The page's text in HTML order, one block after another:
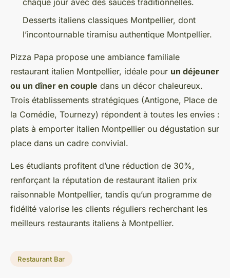
chaque jour avec des sauces traditionnelles.
Desserts italiens classiques Montpellier, dont
l’incontournable tiramisu authentique Montpellier.
Pizza Papa propose une ambiance familiale
restaurant italien Montpellier, idéale pour un déjeuner
ou un dîner en couple dans un décor chaleureux.
Trois établissements stratégiques (Antigone, Place de
la Comédie, Tournezy) répondent à toutes les envies :
plats à emporter italien Montpellier ou dégustation sur
place dans un cadre convivial.
Les étudiants profitent d’une réduction de 30%,
renforçant la réputation de restaurant italien prix
raisonnable Montpellier, tandis qu’un programme de
fidélité valorise les clients réguliers recherchant les
meilleurs restaurants italiens à Montpellier.
Restaurant Bar